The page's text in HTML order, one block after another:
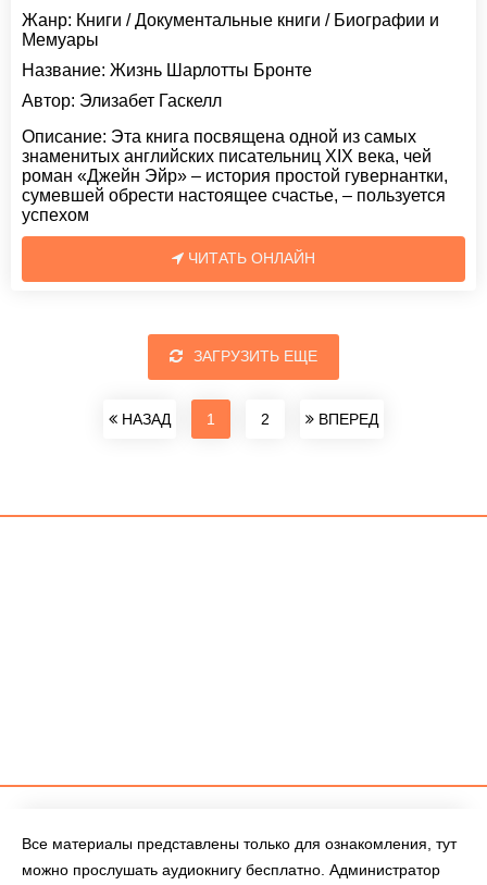
Жанр: Книги /Документальные книги / Биографии и
Мемуары
Название: Жизнь Шарлотты Бронте
Автор: Элизабет Гаскелл
Описание: Эта книга посвящена одной из самых
знаменитых английских писательниц XIX века, чей
роман «Джейн Эйр» – история простой гувернантки,
сумевшей обрести настоящее счастье, – пользуется
успехом
ЧИТАТЬ ОНЛАЙН
ЗАГРУЗИТЬ ЕЩЕ
НАЗАД 1 2 ВПЕРЕД
Все материалы представлены только для ознакомления, тут
можно прослушать аудиокнигу бесплатно. Администратор